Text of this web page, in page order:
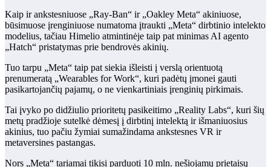
Kaip ir ankstesniuose „Ray-Ban“ ir „Oakley Meta“ akiniuose,
būsimuose įrenginiuose numatoma įtraukti „Meta“ dirbtinio intelekto
modelius, tačiau Himelio atmintinėje taip pat minimas AI agento
„Hatch“ pristatymas prie bendrovės akinių.
Tuo tarpu „Meta“ taip pat siekia išleisti į verslą orientuotą
prenumeratą „Wearables for Work“, kuri padėtų įmonei gauti
pasikartojančių pajamų, o ne vienkartiniais įrenginių pirkimais.
Tai įvyko po didžiulio prioritetų pasikeitimo „Reality Labs“, kuri šių
metų pradžioje sutelkė dėmesį į dirbtinį intelektą ir išmaniuosius
akinius, tuo pačiu žymiai sumažindama ankstesnes VR ir
metaversines pastangas.
Nors „Meta“ tariamai tikisi parduoti 10 mln. nešiojamų prietaisų